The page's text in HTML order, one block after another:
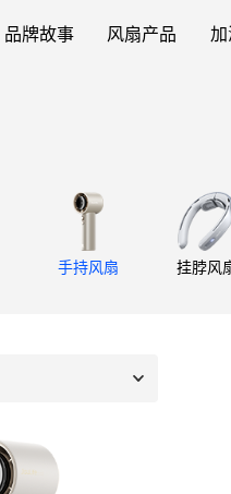
品牌故事 风扇产品 加
手持风扇 挂脖风